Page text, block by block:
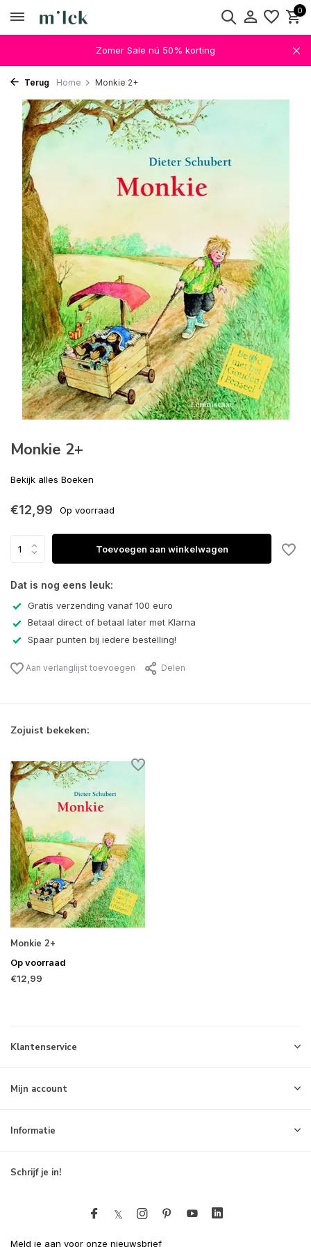
0
Zomer Sale nú 50% korting
Terug Home Monkie 2+
Monkie 2+
Bekijk alles Boeken
€12,99 Op voorraad
Toevoegen aan winkelwagen
Dat is nog eens leuk:
Gratis verzending vanaf 100 euro
Betaal direct of betaal later met Klarna
Spaar punten bij iedere bestelling!
Aan verlanglijst toevoegen Delen
Zojuist bekeken:
Monkie 2+
Op voorraad
€12,99
Klantenservice
Mijn account
Informatie
Schrijf je in!
Meld je aan voor onze nieuwsbrief